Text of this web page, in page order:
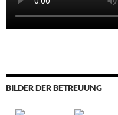
BILDER DER BETREUUNG